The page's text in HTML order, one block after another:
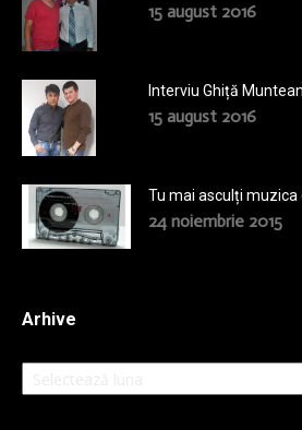
15 august 2016
Interviu Ghiță
15 august 2016
Tu mai asculți muzica
24 noiembrie 2015
Arhive
Arhive